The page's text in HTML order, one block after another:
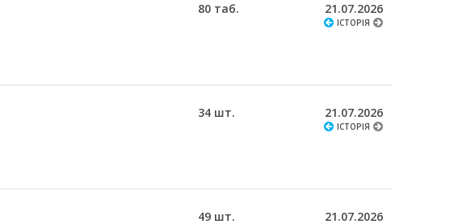
80 таб. 21.07.2026
ІСТОРІЯ
34 шт. 21.07.2026
ІСТОРІЯ
49 шт. 21.07.2026